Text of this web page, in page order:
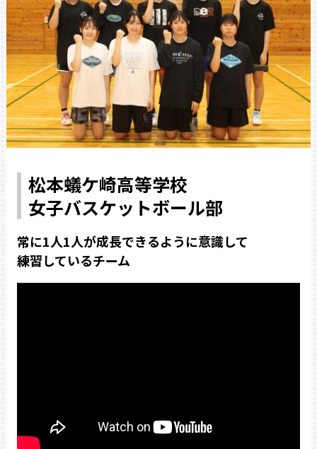
松本蟻ケ崎高等学校
女子バスケットボール部
常に1人1人が成長できるように意識して
練習しているチーム